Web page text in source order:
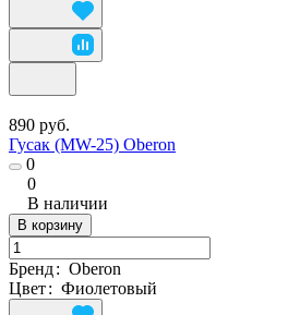
890 руб.
Гусак (MW-25) Oberon
0
0
В наличии
В корзину
Бренд: Oberon
Цвет: Фиолетовый